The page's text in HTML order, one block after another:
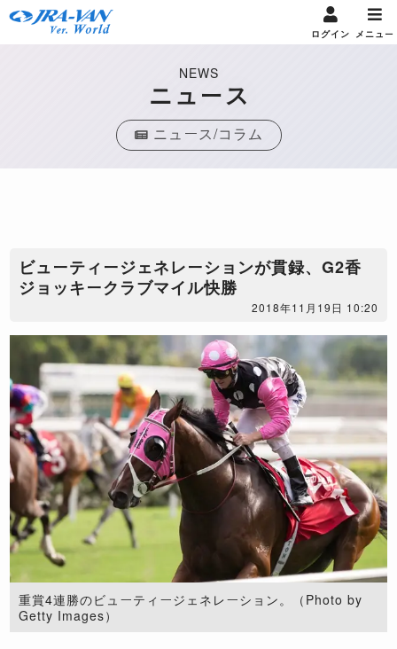
ログイン メニュー
NEWS
ニュース
ニュース/コラム
ビューティージェネレーションが貫録、G2香
ジョッキークラブマイル快勝
2018年11月19日 10:20
重賞4連勝のビューティージェネレーション。（Photo by
Getty Images）